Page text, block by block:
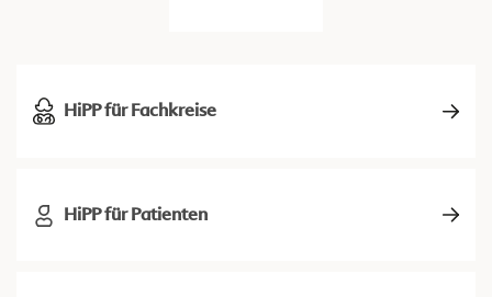
HiPP für Fachkreise
HiPP für Patienten